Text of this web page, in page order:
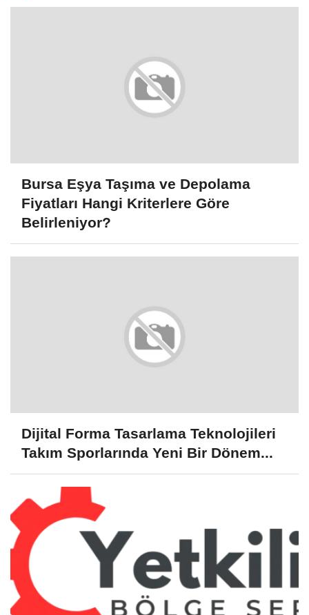
Bursa Eşya Taşıma ve Depolama
Fiyatları Hangi Kriterlere Göre
Belirleniyor?
Dijital Forma Tasarlama Teknolojileri
Takım Sporlarında Yeni Bir Dönem...